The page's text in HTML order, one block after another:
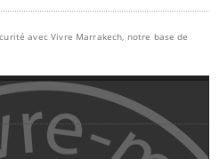
avec Vivre Marrakech, notre base de